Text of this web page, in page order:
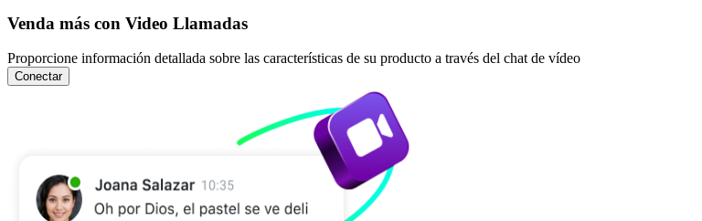
Venda más con Video Llamadas
Proporcione información detallada sobre las características de su producto a través del chat de vídeo
Conectar